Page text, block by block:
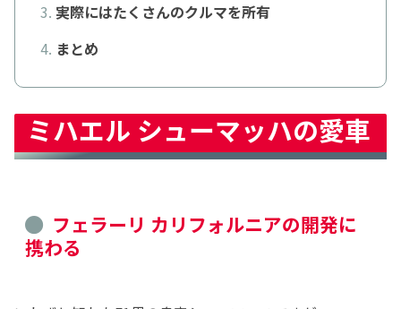
実際にはたくさんのクルマを所有
まとめ
ミハエル シューマッハの愛車
フェラーリ カリフォルニアの開発に
携わる